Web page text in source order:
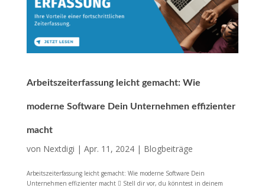
Arbeitszeiterfassung leicht gemacht: Wie
moderne Software Dein Unternehmen effizienter
macht
von Nextdigi | Apr. 11, 2024| Blogbeiträge
Arbeitszeiterfassung leicht gemacht: Wie moderne Software Dein
Unternehmen effizienter macht  Stell dir vor, du könntest in deinem